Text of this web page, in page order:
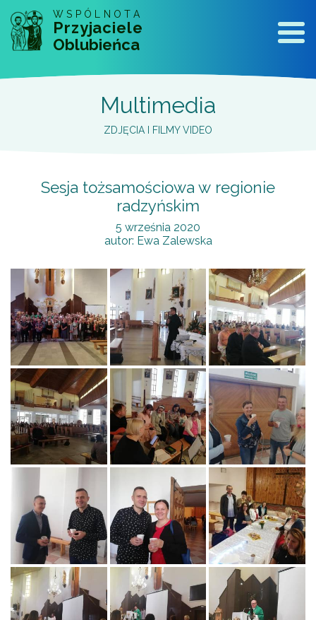
WSPÓLNOTA
Przyjaciele
Oblubieńca
Multimedia
ZDJĘCIA I FILMY VIDEO
Sesja tożsamościowa w regionie
radzyńskim
5 września 2020
autor: Ewa Zalewska